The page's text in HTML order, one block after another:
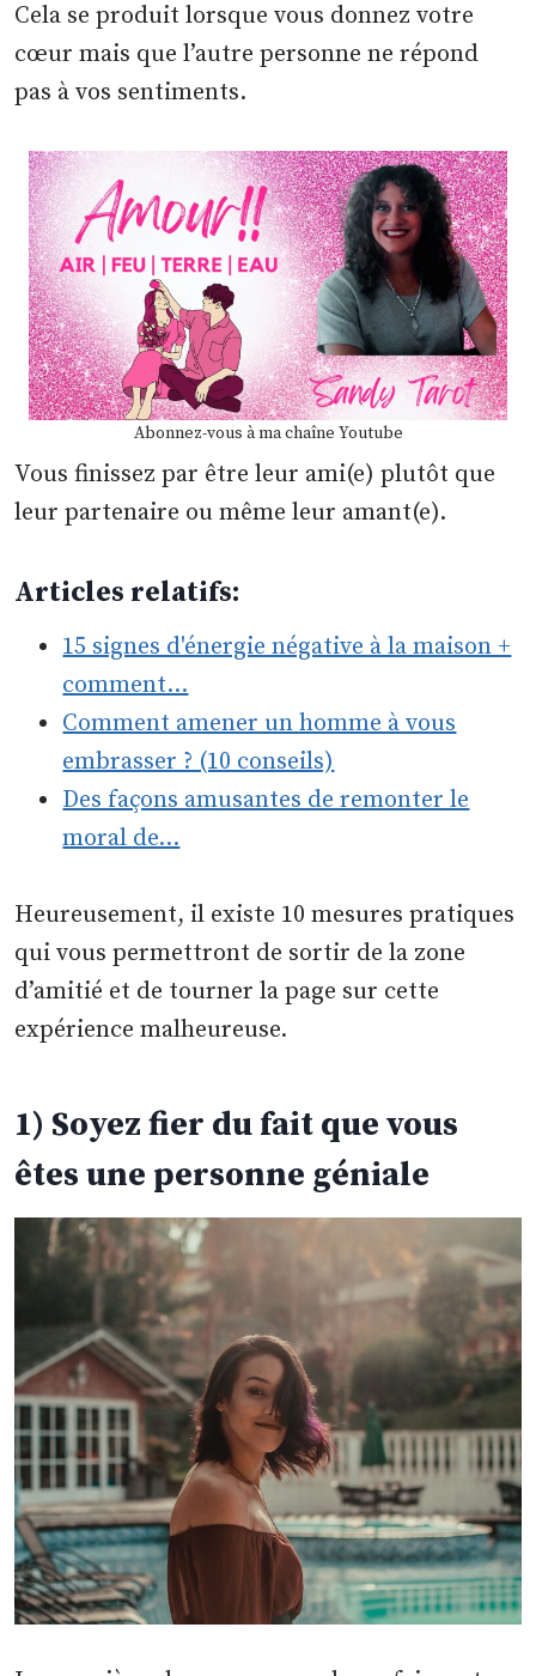
Cela se produit lorsque vous donnez votre
cœur mais que l’autre personne ne répond
pas à vos sentiments.
Abonnez-vous à ma chaîne Youtube
Vous finissez par être leur ami(e) plutôt que
leur partenaire ou même leur amant(e).
Articles relatifs:
15 signes d'énergie négative à la maison +
comment…
Comment amener un homme à vous
embrasser ? (10 conseils)
Des façons amusantes de remonter le
moral de…
Heureusement, il existe 10 mesures pratiques
qui vous permettront de sortir de la zone
d’amitié et de tourner la page sur cette
expérience malheureuse.
1) Soyez fier du fait que vous
êtes une personne géniale